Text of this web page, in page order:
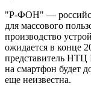
"Р-ФОН" —
для массового
производство
ожидается в конце
представитель
на смартфон будет
еще неизвестна.